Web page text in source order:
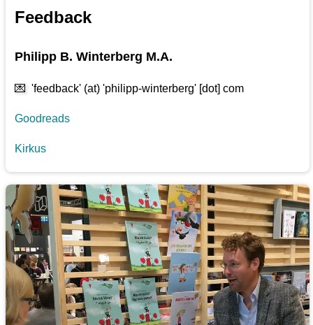
Feedback
Philipp B. Winterberg M.A.
💌 'feedback' (at) 'philipp-winterberg' [dot] com
Goodreads
Kirkus